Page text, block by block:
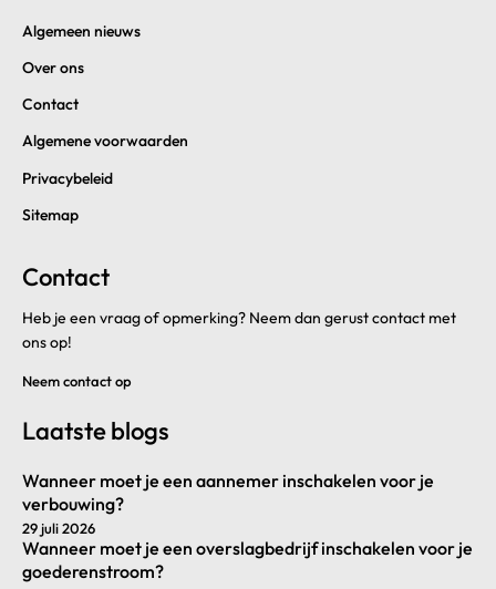
Algemeen nieuws
Over ons
Contact
Algemene voorwaarden
Privacybeleid
Sitemap
Contact
Heb je een vraag of opmerking? Neem dan gerust contact met
ons op!
Neem contact op
Laatste blogs
Wanneer moet je een aannemer inschakelen voor je
verbouwing?
29 juli 2026
Wanneer moet je een overslagbedrijf inschakelen voor je
goederenstroom?